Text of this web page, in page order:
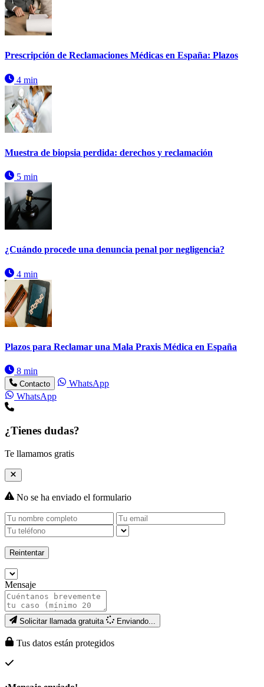
Prescripción de Reclamaciones Médicas en España: Plazos
4 min
Muestra de biopsia perdida: derechos y reclamación
5 min
¿Cuándo procede una denuncia penal por negligencia?
4 min
Plazos para Reclamar una Mala Praxis Médica en España
8 min
Contacto
WhatsApp
WhatsApp
¿Tienes dudas?
Te llamamos gratis
No se ha enviado el formulario
Reintentar
Mensaje
Solicitar llamada gratuita Enviando...
Tus datos están protegidos